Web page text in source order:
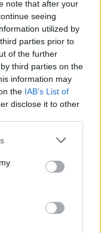
note that after your
seeing
utilized by
parties prior to
of the further
third parties on the
information may
the IAB’s List of
disclose it to other
így arborétumokkal
többet felkeresni.
várja a
a 160 éves